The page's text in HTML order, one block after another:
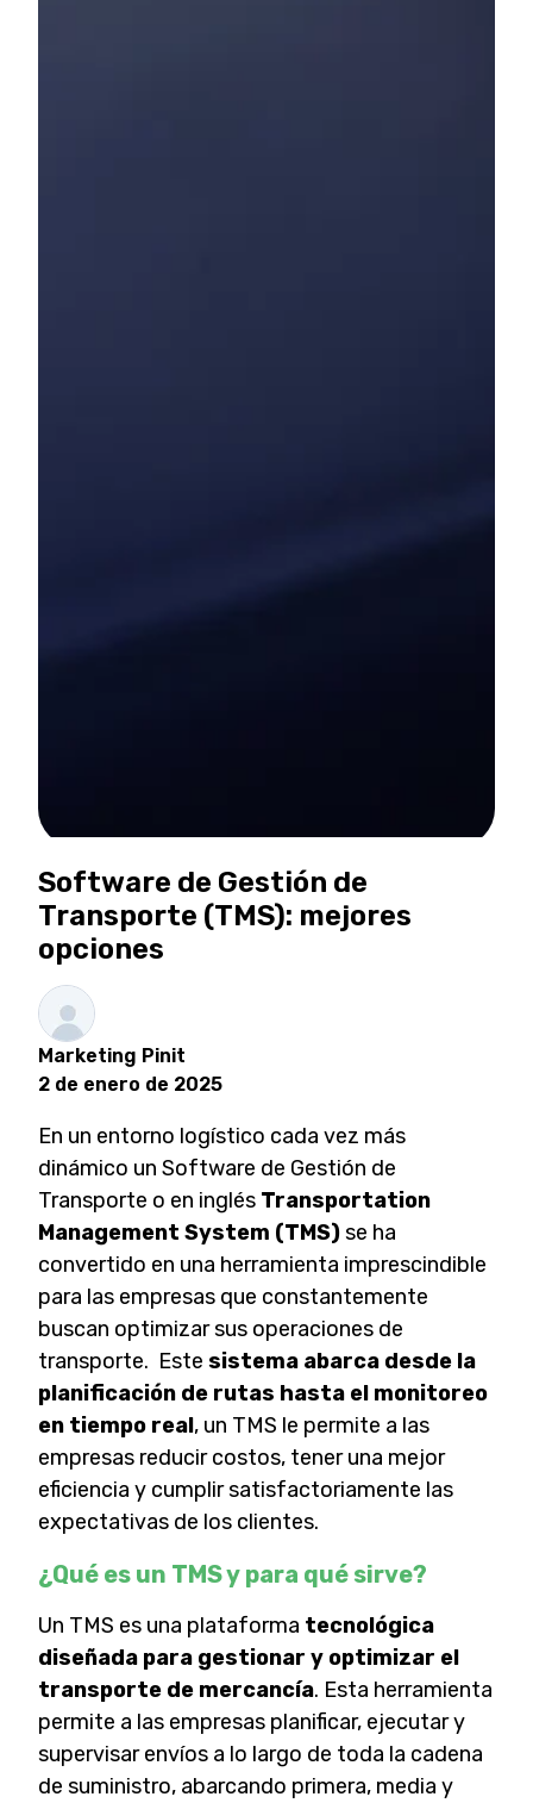
Software de Gestión de
Transporte (TMS): mejores
opciones
Marketing Pinit
2 de enero de 2025
En un entorno logístico cada vez más
dinámico un Software de Gestión de
Transporte o en inglés Transportation
Management System (TMS)se ha
convertido en una herramienta imprescindible
para las empresas que constantemente
buscan optimizar sus operaciones de
transporte. Este sistema abarca desde la
planificación de rutas hasta el monitoreo
en tiempo real, un TMS le permite a las
empresas reducir costos, tener una mejor
eficiencia y cumplir satisfactoriamente las
expectativas de los clientes.
¿Qué es un TMS y para qué sirve?
Un TMS es una plataforma tecnológica
diseñada para gestionar y optimizar el
transporte de mercancía. Esta herramienta
permite a las empresas planificar, ejecutar y
supervisar envíos a lo largo de toda la cadena
de suministro, abarcando primera, media y